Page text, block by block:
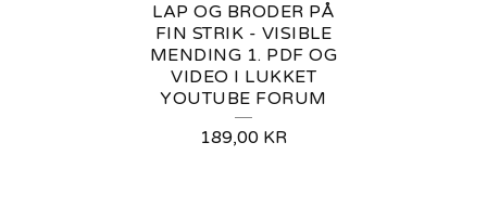
LAP OG BRODER PÅ
FIN STRIK - VISIBLE
MENDING 1. PDF OG
VIDEO I LUKKET
YOUTUBE FORUM
189,00 KR